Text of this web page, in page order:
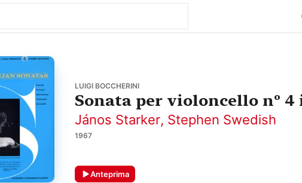
LUIGI BOCCHERINI
Sonata per violoncello nº 4
János Starker, Stephen Swedish
1967
Anteprima